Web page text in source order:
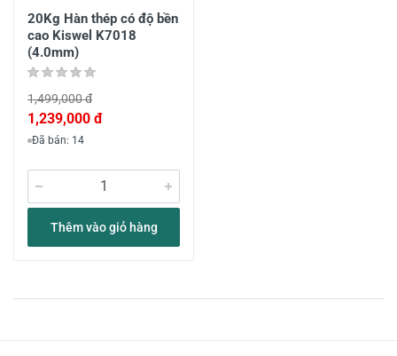
20Kg Hàn thép có độ bền
cao Kiswel K7018
(4.0mm)
1,499,000 đ
1,239,000 đ
Đã bán: 14
Thêm vào giỏ hàng